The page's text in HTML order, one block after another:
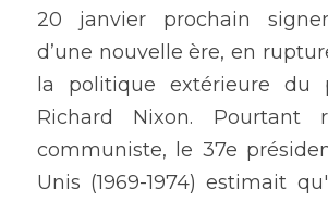
20 janvier prochain
d’une nouvelle ère, en
la politique extérieure du
Richard Nixon. Pourtant
communiste, le 37e
Unis (1969-1974) estimait